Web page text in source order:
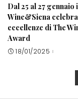
Dal 25 al 27 gennaio
Wine&Siena
eccellenze di The
Award
18/01/2025